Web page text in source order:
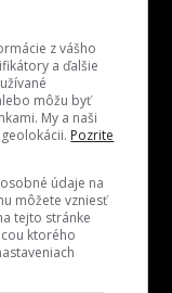
Cenník
z vášho
a ďalšie
môžu byť
My a naši
Pozrite
údaje na
môžete vzniesť
tejto stránke
ktorého